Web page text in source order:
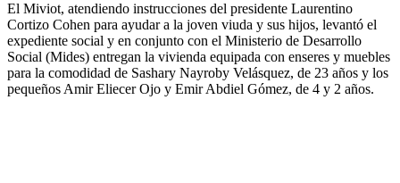
El Miviot, atendiendo instrucciones del presidente Laurentino
Cortizo Cohen para ayudar a la joven viuda y sus hijos, levantó el
expediente social y en conjunto con el Ministerio de Desarrollo
Social (Mides) entregan la vivienda equipada con enseres y muebles
para la comodidad de Sashary Nayroby Velásquez, de 23 años y los
pequeños Amir Eliecer Ojo y Emir Abdiel Gómez, de 4 y 2 años.